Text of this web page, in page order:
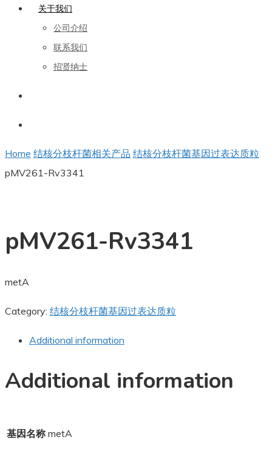
关于我们
公司介绍
联系我们
招贤纳士
Home 结核分枝杆菌相关产品 结核分枝杆菌基因过表达质粒
pMV261-Rv3341
pMV261-Rv3341
metA
Category: 结核分枝杆菌基因过表达质粒
Additional information
Additional information
基因名称 metA